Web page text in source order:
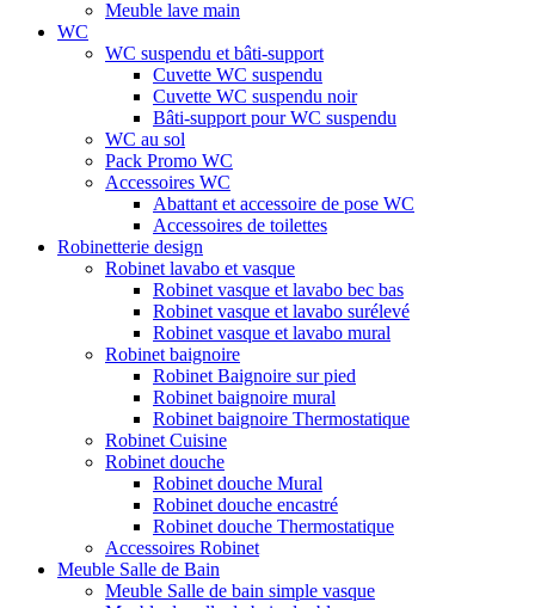
Meuble lave main
WC
WC suspendu et bâti-support
Cuvette WC suspendu
Cuvette WC suspendu noir
Bâti-support pour WC suspendu
WC au sol
Pack Promo WC
Accessoires WC
Abattant et accessoire de pose WC
Accessoires de toilettes
Robinetterie design
Robinet lavabo et vasque
Robinet vasque et lavabo bec bas
Robinet vasque et lavabo surélevé
Robinet vasque et lavabo mural
Robinet baignoire
Robinet Baignoire sur pied
Robinet baignoire mural
Robinet baignoire Thermostatique
Robinet Cuisine
Robinet douche
Robinet douche Mural
Robinet douche encastré
Robinet douche Thermostatique
Accessoires Robinet
Meuble Salle de Bain
Meuble Salle de bain simple vasque